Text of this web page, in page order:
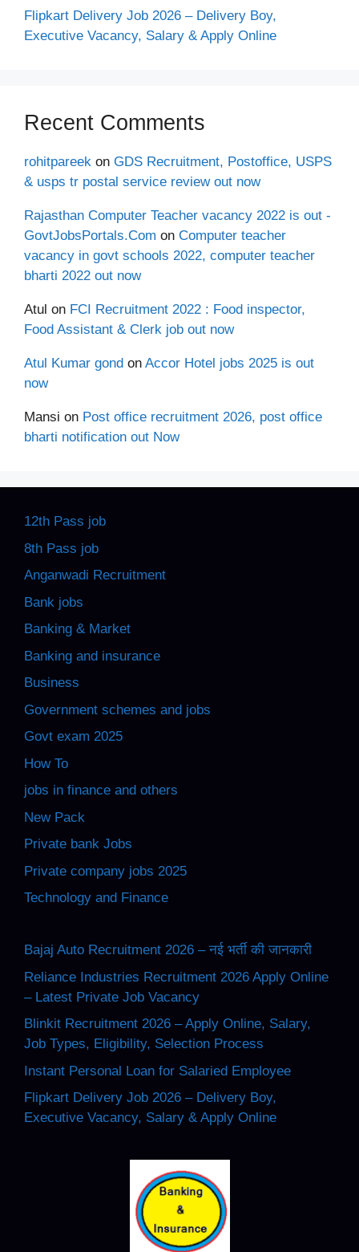
Flipkart Delivery Job 2026 – Delivery Boy,
Executive Vacancy, Salary & Apply Online
Recent Comments
rohitpareek on GDS Recruitment, Postoffice, USPS
& usps tr postal service review out now
Rajasthan Computer Teacher vacancy 2022 is out -
GovtJobsPortals.Com on Computer teacher
vacancy in govt schools 2022, computer teacher
bharti 2022 out now
Atul on FCI Recruitment 2022 : Food inspector,
Food Assistant & Clerk job out now
Atul Kumar gond on Accor Hotel jobs 2025 is out
now
Mansi on Post office recruitment 2026, post office
bharti notification out Now
12th Pass job
8th Pass job
Anganwadi Recruitment
Bank jobs
Banking & Market
Banking and insurance
Business
Government schemes and jobs
Govt exam 2025
How To
jobs in finance and others
New Pack
Private bank Jobs
Private company jobs 2025
Technology and Finance
Bajaj Auto Recruitment 2026 – नई भर्ती की जानकारी
Reliance Industries Recruitment 2026 Apply Online
– Latest Private Job Vacancy
Blinkit Recruitment 2026 – Apply Online, Salary,
Job Types, Eligibility, Selection Process
Instant Personal Loan for Salaried Employee
Flipkart Delivery Job 2026 – Delivery Boy,
Executive Vacancy, Salary & Apply Online